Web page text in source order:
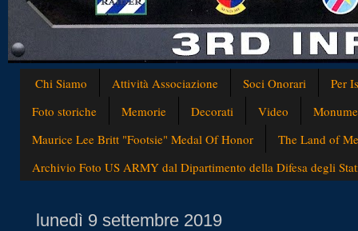
Chi Siamo Attività Associazione Soci Onorari
Per
Foto storiche
Memorie Decorati Video
Maurice Lee Britt "Footsie" Medal Of Honor
The Land of
Archivio Foto US ARMY dal Dipartimento della Difesa degli
lunedì 9 settembre 2019